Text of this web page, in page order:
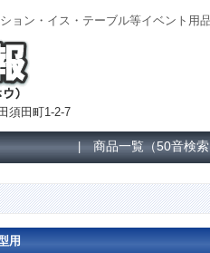
ン・イス・テーブル等イベント用
須田町1-2-7
商品一覧（50音検
用